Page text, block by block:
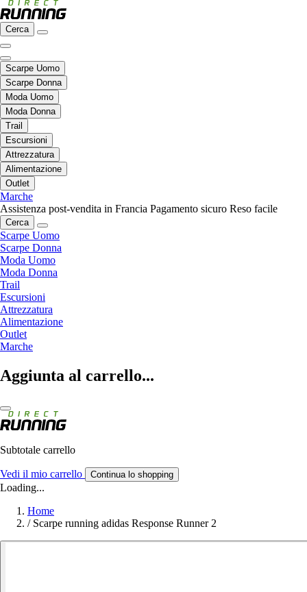
Cerca
Scarpe Uomo
Scarpe Donna
Moda Uomo
Moda Donna
Trail
Escursioni
Attrezzatura
Alimentazione
Outlet
Marche
Assistenza post-vendita in Francia Pagamento sicuro Reso facile
Cerca
Scarpe Uomo
Scarpe Donna
Moda Uomo
Moda Donna
Trail
Escursioni
Attrezzatura
Alimentazione
Outlet
Marche
Aggiunta al carrello...
Subtotale carrello
Vedi il mio carrello Continua lo shopping
Loading...
Home
/ Scarpe running adidas Response Runner 2